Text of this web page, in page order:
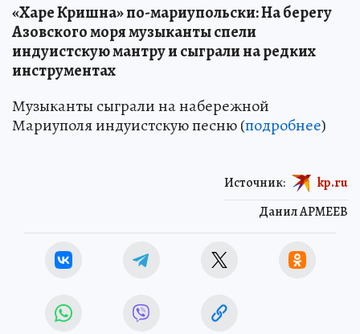
«Харе Кришна» по-мариупольски: На берегу
Азовского моря музыканты спели
индуистскую мантру и сыграли на редких
инструментах
Музыканты сыграли на набережной
Мариуполя индуистскую песню (подробнее)
Данил АРМЕЕВ
Источник: kp.ru